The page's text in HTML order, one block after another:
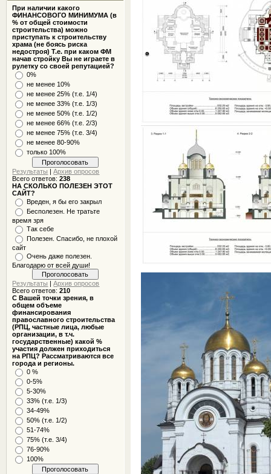
При наличии какого
ФИНАНСОВОГО МИНИМУМА (в
% от общей стоимости
строительства) можно
приступать к строительству
храма (не боясь риска
недостроя) Т.е. при каком ФМ
начав стройку Вы не играете в
рулетку со своей репутацией?
0%
не менее 10%
не менее 25% (т.е. 1/4)
не менее 33% (т.е. 1/3)
не менее 50% (т.е. 1/2)
не менее 66% (т.е. 2/3)
не менее 75% (т.е. 3/4)
не менее 80-90%
только 100%
Результаты |Архив опросов
Всего ответов:238
НА СКОЛЬКО ПОЛЕЗЕН ЭТОТ
САЙТ?
Вреден, я бы его закрыл
Бесполезен. Не тратьте
время зря
Так себе
Полезен. Спасибо, не плохой
сайт
Очень даже полезен.
Благодарю от всей души!
Результаты |Архив опросов
Всего ответов:210
С Вашей точки зрения, в
общем объеме
финансирования
православного строительства
(РПЦ, частные лица, любые
организации, в т.ч.
государственные) какой %
участия должен приходиться
на РПЦ? Рассматриваются все
города и регионы.
0 %
0-5%
5-30%
33% (т.е. 1/3)
34-49%
50% (т.е. 1/2)
51-74%
75% (т.е. 3/4)
76-90%
100%